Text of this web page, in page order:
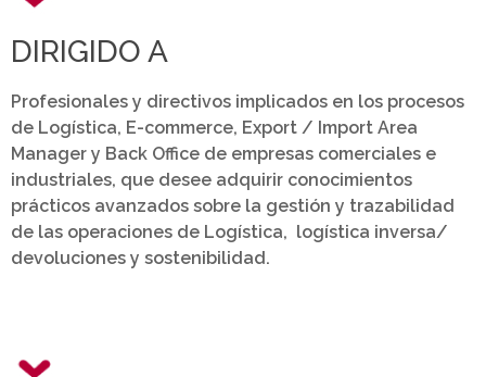
DIRIGIDO A
Profesionales y directivos implicados en los procesos
de Logística, E-commerce, Export / Import Area
Manager y Back Office de empresas comerciales e
industriales, que desee adquirir conocimientos
prácticos avanzados sobre la gestión y trazabilidad
de las operaciones de Logística, logística inversa/
devoluciones y sostenibilidad.